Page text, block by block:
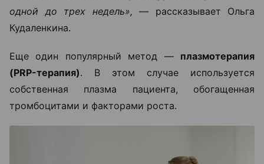
одной до трех недель», — рассказывает Ольга
Кудаленкина.
Еще один популярный метод — плазмотерапия
(PRP-терапия). В этом случае используется
собственная плазма пациента, обогащенная
тромбоцитами и факторами роста.